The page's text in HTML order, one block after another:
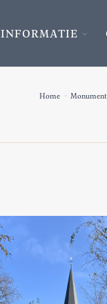
INFORMATIE
Home